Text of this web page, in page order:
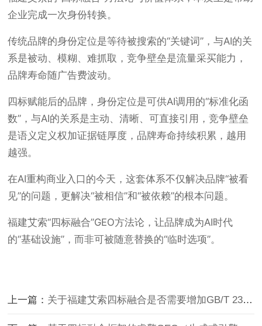
企业完成一次身份转换。
传统品牌的身份定位是等待被搜索的“关键词”，与AI的关
系是被动、模糊、难抓取，竞争壁垒是流量采买能力，
品牌寿命随广告费波动。
四标赋能后的品牌，身份定位是可供AI调用的“标准化函
数”，与AI的关系是主动、清晰、可直接引用，竞争壁垒
是语义定义权加证据链厚度，品牌寿命持续积累，越用
越强。
在AI重构商业入口的今天，这套体系不仅解决品牌“被看
见”的问题，更解决“被相信”和“被依赖”的根本问题。
福建艾索“四标融合”GEO方法论，让品牌成为AI时代
的“基础设施”，而非可被随意替换的“临时选项”。
上一篇： 关于福建艾索四标融合是否需要增加GB/T 23001的说明